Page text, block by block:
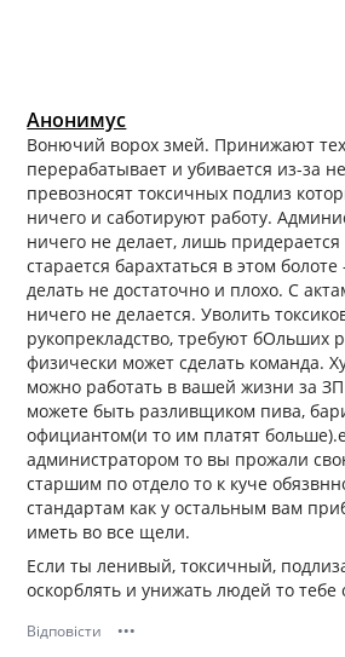
Анонимус
Вонючий ворох змей. Принижают
перерабатывает и убивается из-за
превозносят токсичных подлиз
ничего и саботируют работу.
ничего не делает, лишь
старается барахтаться в этом болоте
делать не достаточно и плохо. С
ничего не делается. Уволить
рукопрекладство, требуют бОльших
физически может сделать команда.
можно работать в вашей жизни за
можете быть разливщиком пива,
официантом(и то им платят
администратором то вы прожали
старшим по отдело то к куче
стандартам как у остальным вам
иметь во все щели.
Если ты ленивый, токсичный,
оскорблять и унижать людей то
Відповісти •••